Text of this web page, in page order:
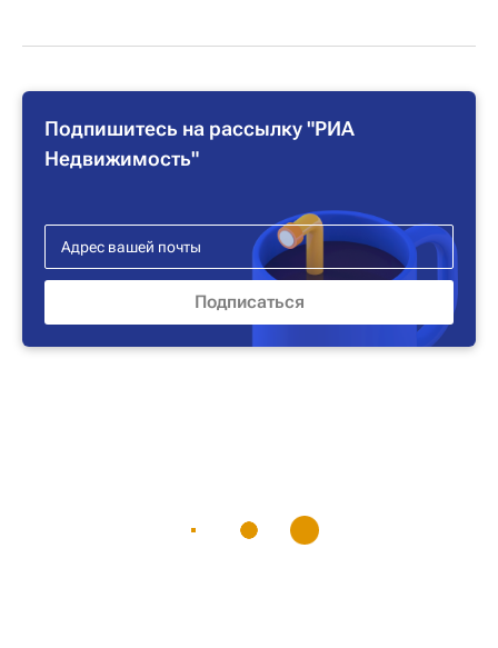
Подпишитесь на рассылку "РИА
Недвижимость"